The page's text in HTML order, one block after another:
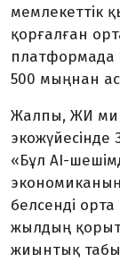
мемлекеттік
қорғалған
500 мыңнан
Жалпы, ЖИ
экожүйесінде
«Бұл AI-
экономиканың
белсенді
жылдың
жиынтық